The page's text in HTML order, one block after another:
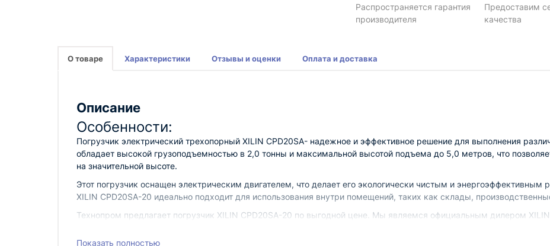
Распространяется гарантия
производителя
Предоставим
качества
О товаре Характеристики Отзывы и оценки Оплата и доставка
Описание
Особенности:
Погрузчик электрический трехопорный XILIN CPD20SA- надежное и эффективное решение для выполнения
обладает высокой грузоподъемностью в 2,0 тонны и максимальной высотой подъема до 5,0 метров, что
на значительной высоте.
Этот погрузчик оснащен электрическим двигателем, что делает его экологически чистым и энергоэффективным
XILIN CPD20SA-20 идеально подходит для использования внутри помещений, таких как склады,
Технопром предлагает погрузчик XILIN CPD20SA-20 по выгодной цене. Мы являемся официальным дилером
решения для их бизнеса.
Показать полностью